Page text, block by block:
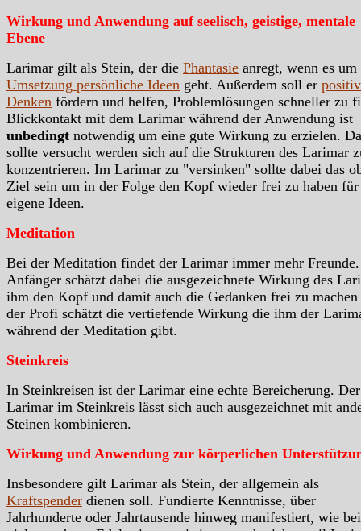
Wirkung und Anwendung auf seelisch, geistige, mentale
Ebene
Larimar gilt als Stein, der die Phantasie anregt, wenn es um
Umsetzung persönliche Ideen geht. Außerdem soll er
Denken fördern und helfen, Problemlösungen schneller zu
Blickkontakt mit dem Larimar während der Anwendung ist
unbedingt notwendig um eine gute Wirkung zu erzielen.
sollte versucht werden sich auf die Strukturen des Larimar
konzentrieren. Im Larimar zu "versinken" sollte dabei das
Ziel sein um in der Folge den Kopf wieder frei zu haben für
eigene Ideen.
Meditation
Bei der Meditation findet der Larimar immer mehr
Anfänger schätzt dabei die ausgezeichnete Wirkung des
ihm den Kopf und damit auch die Gedanken frei zu machen
der Profi schätzt die vertiefende Wirkung die ihm der
während der Meditation gibt.
Steinkreis
In Steinkreisen ist der Larimar eine echte Bereicherung. Der
Larimar im Steinkreis lässt sich auch ausgezeichnet mit
Steinen kombinieren.
Wirkung und Anwendung zur körperlichen
Insbesondere gilt Larimar als Stein, der allgemein als
Kraftspender dienen soll. Fundierte Kenntnisse, über
Jahrhunderte oder Jahrtausende hinweg manifestiert, wie bei